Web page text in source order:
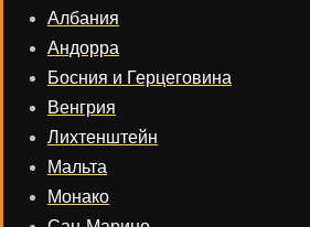
Албания
Андорра
Босния и Герцеговина
Венгрия
Лихтенштейн
Мальта
Монако